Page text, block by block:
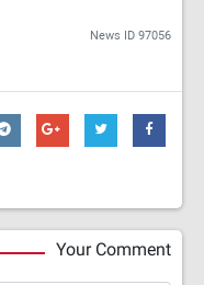
News ID97056
Your Comment